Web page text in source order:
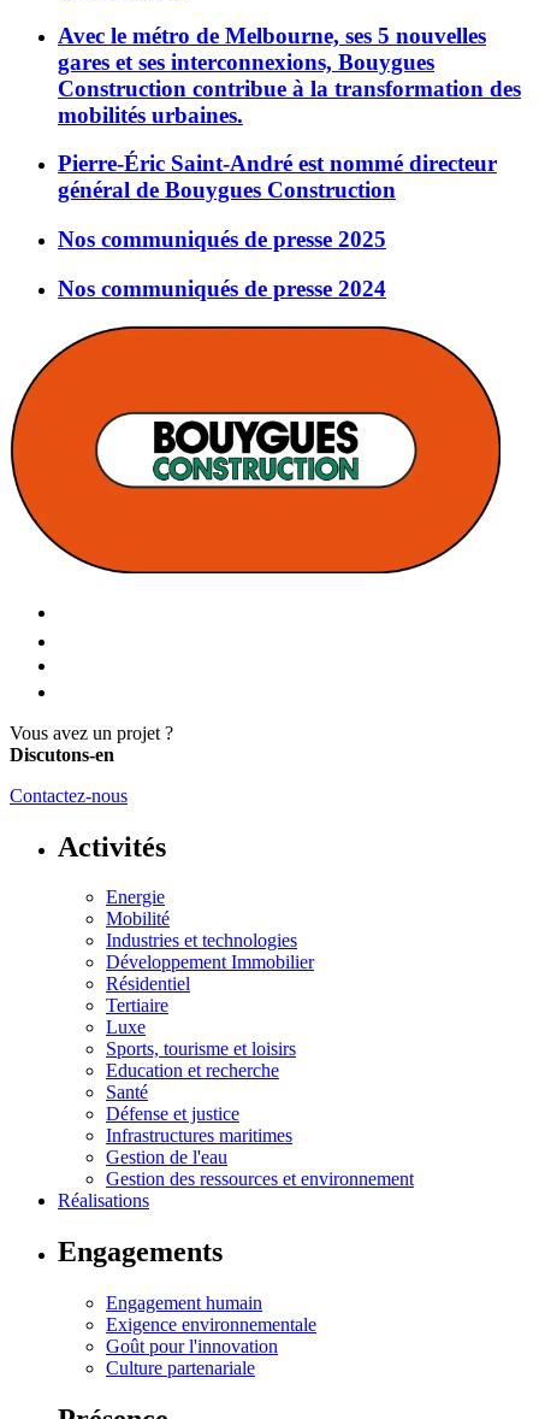
Avec le métro de Melbourne, ses 5 nouvelles
gares et ses interconnexions, Bouygues
Construction contribue à la transformation des
mobilités urbaines.
Pierre-Éric Saint-André est nommé directeur
général de Bouygues Construction
Nos communiqués de presse 2025
Nos communiqués de presse 2024
Vous avez un projet ?
Discutons-en
Contactez-nous
Activités
Energie
Mobilité
Industries et technologies
Développement Immobilier
Résidentiel
Tertiaire
Luxe
Sports, tourisme et loisirs
Education et recherche
Santé
Défense et justice
Infrastructures maritimes
Gestion de l'eau
Gestion des ressources et environnement
Réalisations
Engagements
Engagement humain
Exigence environnementale
Goût pour l'innovation
Culture partenariale